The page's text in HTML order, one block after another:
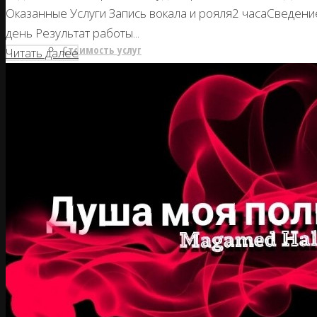
Стоимость услуг
Интерьер (внешний вид)
Оборудование
Софт
Оказанные Услуги Запись вокала и рояля2
день Результат работы...
Читать далее